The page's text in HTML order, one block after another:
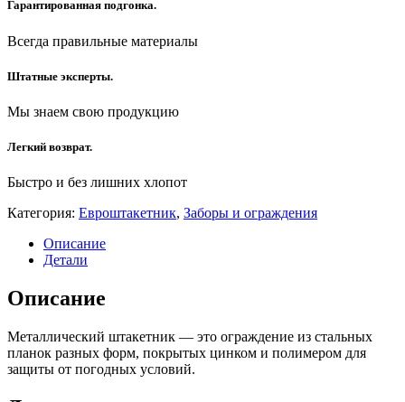
Гарантированная подгонка.
Всегда правильные материалы
Штатные эксперты.
Мы знаем свою продукцию
Легкий возврат.
Быстро и без лишних хлопот
Категория: Евроштакетник, Заборы и ограждения
Описание
Детали
Описание
Металлический штакетник — это ограждение из стальных
планок разных форм, покрытых цинком и полимером для
защиты от погодных условий.